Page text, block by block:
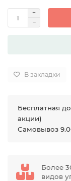
В закладки
Бесплатная
акции)
Самовывоз
Более
видов